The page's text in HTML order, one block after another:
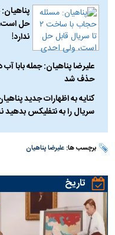
حل
ندارد!
علیرضا پناهیان: جمله بابا
حذف شد
کنایه به اظهارات جدید
سریال را به نتفلیکس بدهید
برچسب ها:علیرضا پناهیان
تاریخ